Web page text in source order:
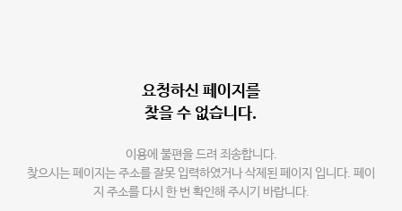
요청하신 페이지를
찾을 수 없습니다.
이용에 불편을 드려 죄송합니다.
찾으시는 페이지는 주소를 잘못 입력하였거나 삭제된 페이지 입니다. 페이
지 주소를 다시 한 번 확인해 주시기 바랍니다.